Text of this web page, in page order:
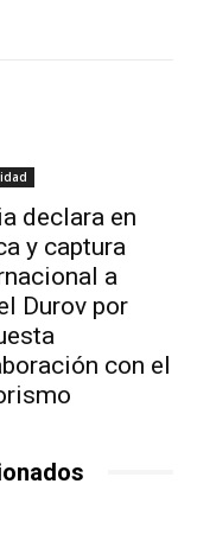
declara en
y captura
a
Durov por
con el